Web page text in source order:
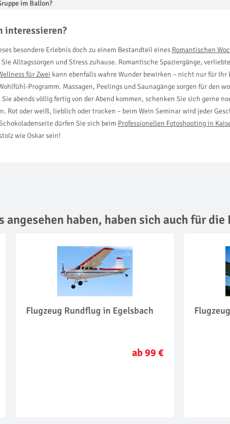
im Ballon?
interessieren?
besondere Erlebnis doch zu einem Bestandteil einesRomantischen
Alltagssorgen und Stress zuhause. Romantische Spaziergänge,
für Zwei kann ebenfalls wahre Wunder bewirken – nicht nur für
Programm. Massagen, Peelings und Saunagänge sorgen für den
abends völlig fertig von der Abend kommen, schenken Sie sich gerne
Rot oder weiß, lieblich oder trocken – beim Wein Seminar wird jeder
dürfen Sie sich beim Professionellen Fotoshooting in
wie Oskar sein!
angesehen haben, haben sich auch für
Flugzeug Rundflug in Egelsbach
ab 99 €